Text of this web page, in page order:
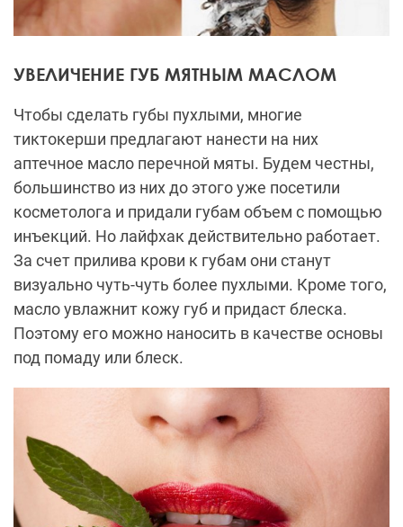
УВЕЛИЧЕНИЕ ГУБ МЯТНЫМ МАСЛОМ
Чтобы сделать губы пухлыми, многие
тиктокерши предлагают нанести на них
аптечное масло перечной мяты. Будем честны,
большинство из них до этого уже посетили
косметолога и придали губам объем с помощью
инъекций. Но лайфхак действительно работает.
За счет прилива крови к губам они станут
визуально чуть-чуть более пухлыми. Кроме того,
масло увлажнит кожу губ и придаст блеска.
Поэтому его можно наносить в качестве основы
под помаду или блеск.